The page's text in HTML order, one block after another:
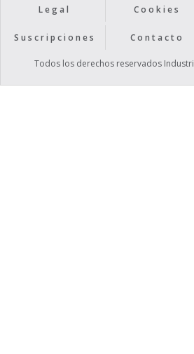
Legal Cookies
Suscripciones Contacto
Todos los derechos reservados